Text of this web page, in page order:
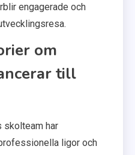
engagerade och
om
till
skolteam har
ligor och